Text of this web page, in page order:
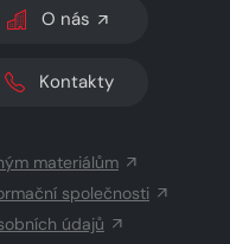
O nás
Kontakty
materiálům
společnosti
údajů